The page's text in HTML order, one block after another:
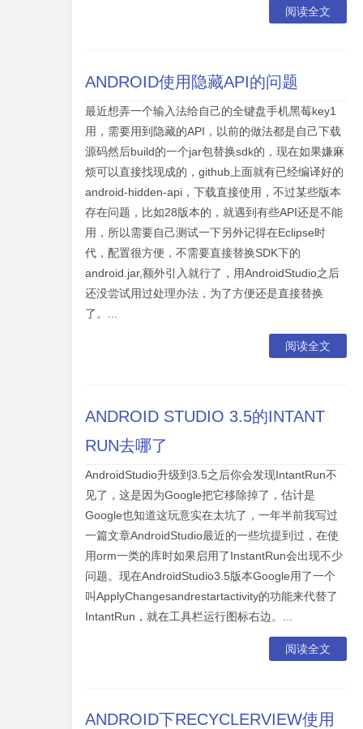
阅读全文
ANDROID使用隐藏API的问题
最近想弄一个输入法给自己的全键盘手机黑莓key1
用，需要用到隐藏的API，以前的做法都是自己下载
源码然后build的一个jar包替换sdk的，现在如果嫌麻
烦可以直接找现成的，github上面就有已经编译好的
android-hidden-api，下载直接使用，不过某些版本
存在问题，比如28版本的，就遇到有些API还是不能
用，所以需要自己测试一下另外记得在Eclipse时
代，配置很方便，不需要直接替换SDK下的
android.jar,额外引入就行了，用AndroidStudio之后
还没尝试用过处理办法，为了方便还是直接替换
了。...
阅读全文
ANDROID STUDIO 3.5的INTANT
RUN去哪了
AndroidStudio升级到3.5之后你会发现IntantRun不
见了，这是因为Google把它移除掉了，估计是
Google也知道这玩意实在太坑了，一年半前我写过
一篇文章AndroidStudio最近的一些坑提到过，在使
用orm一类的库时如果启用了InstantRun会出现不少
问题。现在AndroidStudio3.5版本Google用了一个
叫ApplyChangesandrestartactivity的功能来代替了
IntantRun，就在工具栏运行图标右边。...
阅读全文
ANDROID下RECYCLERVIEW使用